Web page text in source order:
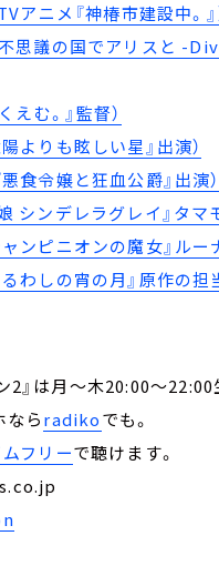
アニメ『神椿市建設中。』
不思議の国でアリスと -
む。』監督）
よりも眩しい星』出演）
食令嬢と狂血公爵』出演）
シンデレラグレイ』タマ
ンピニオンの魔女』ルー
わしの宵の月』原作の担
』は月～木20:00～22:00
ならradikoでも。
フリーで聴けます。